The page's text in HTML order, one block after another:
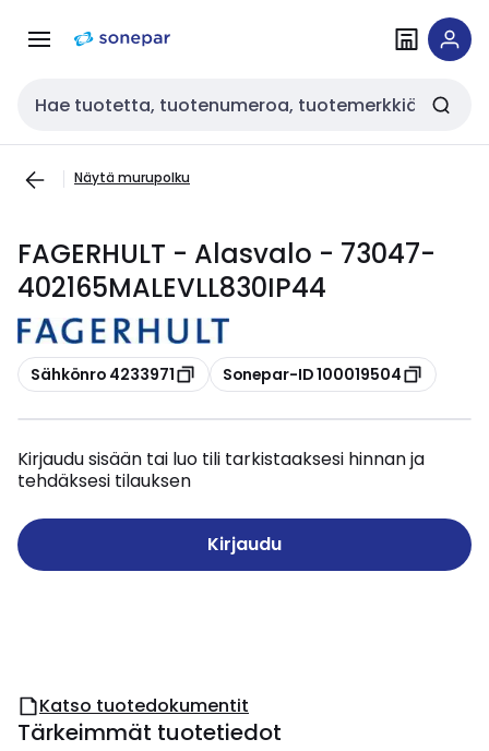
navigointiinsisältöön
Haku
Näytä murupolku
FAGERHULT - Alasvalo - 73047-
402165MALEVLL830IP44
Kopioi
Sähkönro 4233971 Kopioi
Sonepar-ID 100019504
Kirjaudu sisään tai luo tili tarkistaaksesi hinnan ja
tehdäksesi tilauksen
Kirjaudu
Katso tuotedokumentit
Tärkeimmät tuotetiedot